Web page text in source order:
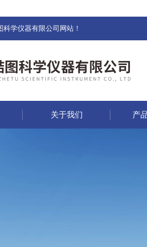
学仪器有限公司网站！
关于我们 产